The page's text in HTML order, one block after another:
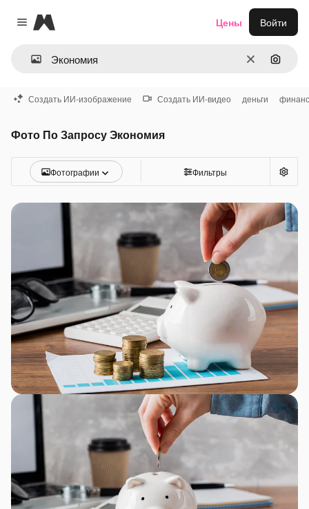
Close menu
Magnific
ОчиститьПоиск
Цены Войти
Создать ИИ-изображение Создать ИИ-видео деньги
Фото По Запросу Экономия
Фотографии Фильтры